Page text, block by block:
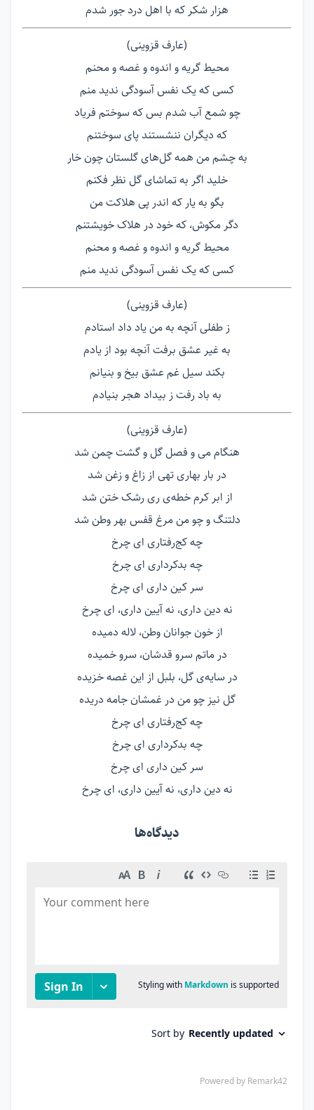
هزار شکر که با اهل درد جور شدم
(عارف قزوینی)
محیط گریه و اندوه و غصه و محنم
کسی كه یک نفس آسودگی ندید منم
چو شمع آب شدم بس که سوختم فریاد
كه دیگران ننشستند پای سوختنم
به چشم من همه گل‌های گلستان چون خار
خلید اگر به تماشای گل نظر فکنم
بگو به یار که اندر پی هلاکت من
دگر مکوش، که خود در هلاک خویشتنم
محیط گریه و اندوه و غصه و محنم
کسی که یک نفس آسودگی ندید منم
(عارف قزوینی)
ز طفلی آنچه به من یاد داد استادم
به غیر عشق برفت آنچه بود از یادم
بکند سیل غم عشق بیخ و بنیانم
به باد رفت ز بیداد هجر بنیادم
(عارف قزوینی)
هنگام می و فصل گل و گشت چمن شد
در بار بهاری تهی از زاغ و زغن شد
از ابر کرم خطه‌ی ری رشک ختن شد
دلتنگ و چو من مرغ قفس بهر وطن شد
چه کج‌رفتاری ای چرخ
چه بدکرداری ای چرخ
سر کین داری ای چرخ
نه دین داری، نه آیین داری، ای چرخ
از خون جوانان وطن، لاله دمیده
در ماتم سرو قدشان، سرو خمیده
در سایه‌ی گل، بلبل از این غصه خزیده
گل نیز چو من در غمشان جامه دریده
چه کج‌رفتاری ای چرخ
چه بدکرداری ای چرخ
سر کین داری ای چرخ
نه دین داری، نه آیین داری، ای چرخ
دیدگاه‌ها